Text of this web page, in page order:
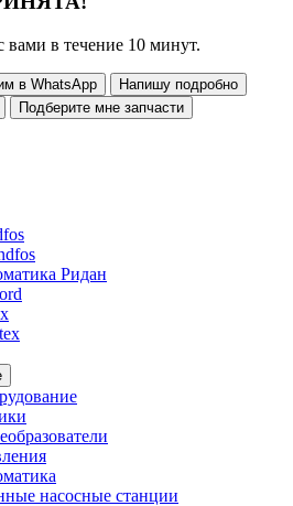
в течение 10 минут.
в WhatsApp
Напишу подробно
Подберите мне запчасти
Ридан
насосные станции